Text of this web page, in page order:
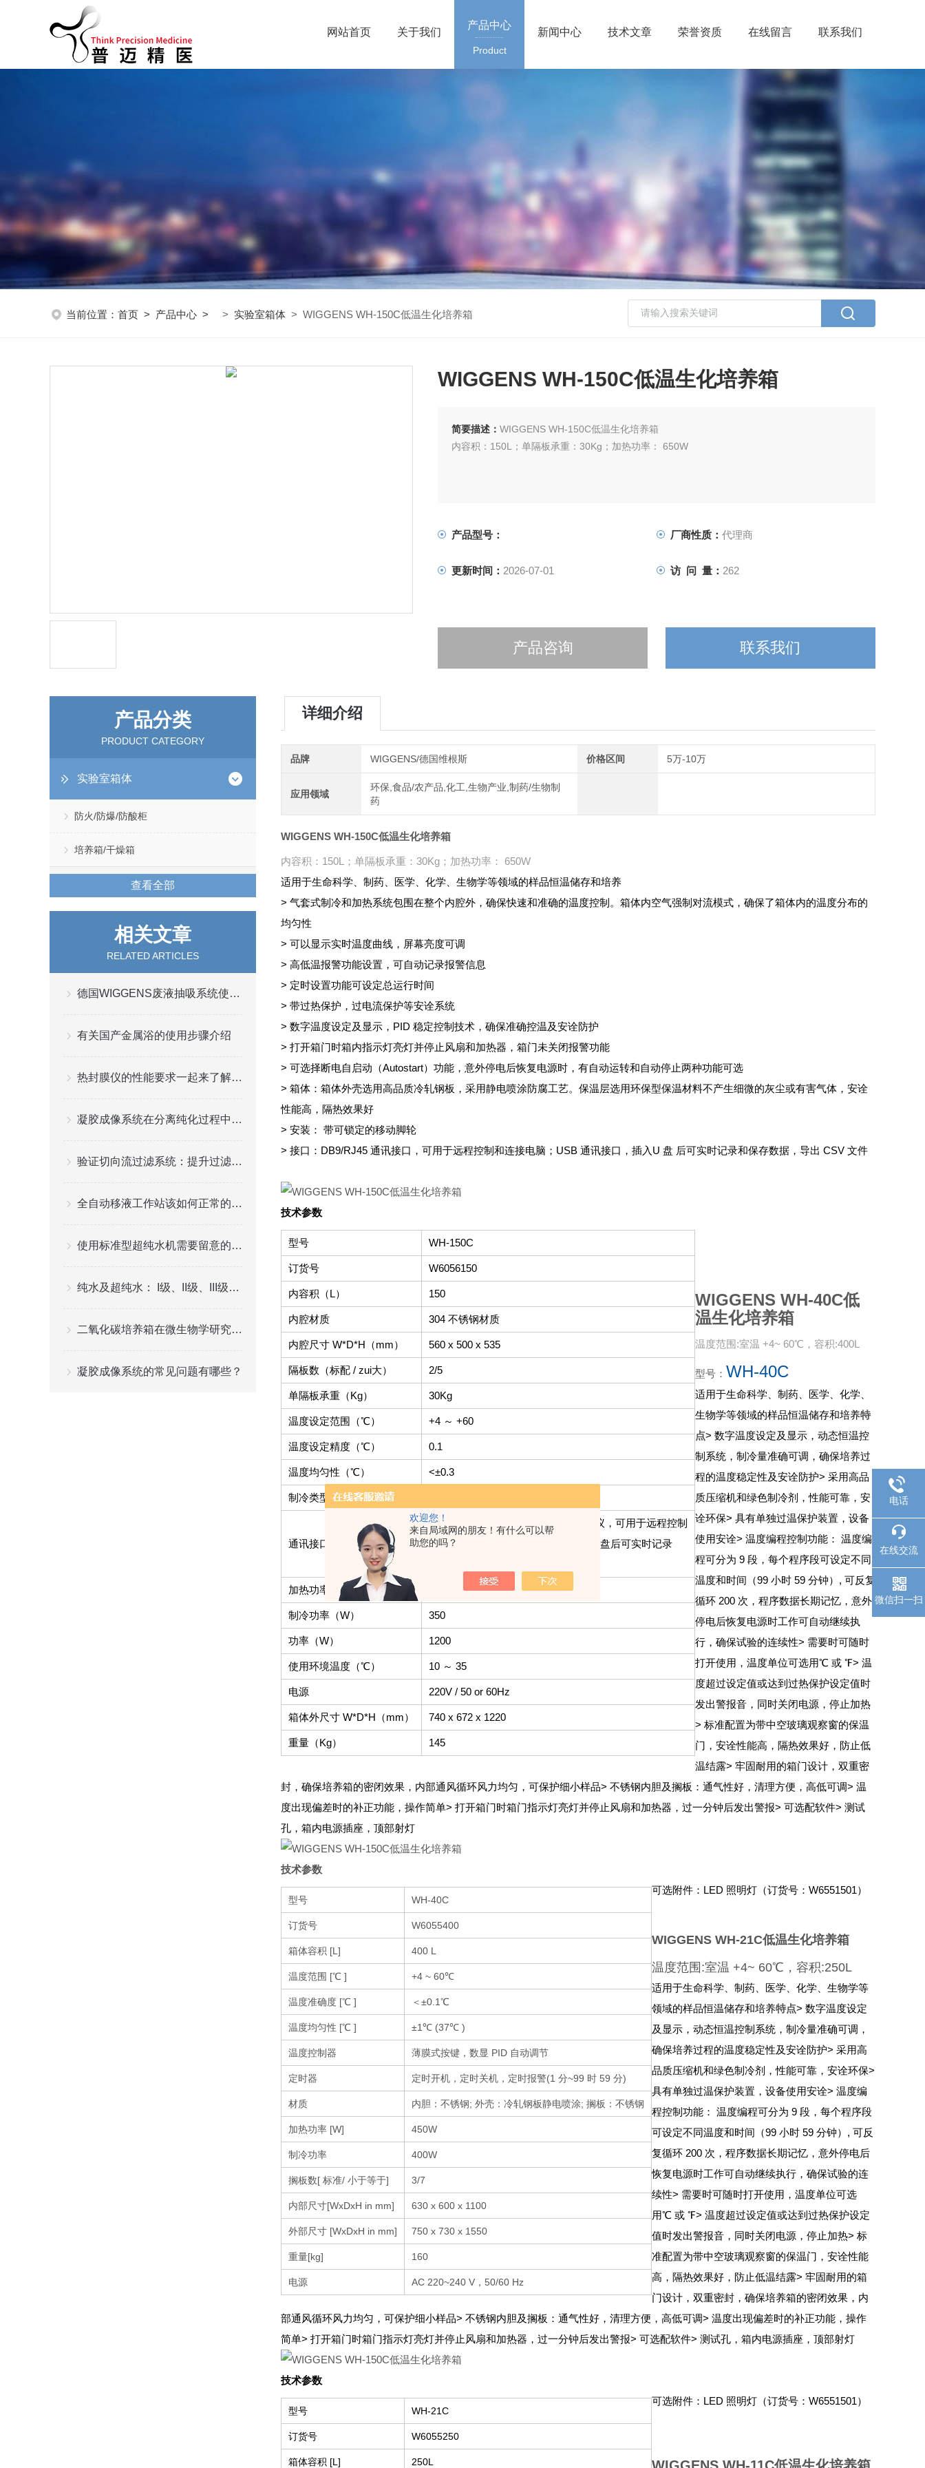
欢迎您！
来自局域网的朋友！有什么可以帮
助您的吗？
网站首页 关于我们
产品中心
Product
新闻中心 技术文章 荣誉资质 在线留言 联系我们
当前位置： 首页 > 产品中心 > > 实验室箱体 > WIGGENS WH-150C低温生化培养箱
WIGGENS WH-150C低温生化培养箱
简要描述： WIGGENS WH-150C低温生化培养箱
内容积：150L；单隔板承重：30Kg；加热功率： 650W
产品型号： 厂商性质： 代理商
更新时间： 2026-07-01 访 问 量： 262
产品咨询 联系我们
产品分类
PRODUCT CATEGORY
实验室箱体
防火/防爆/防酸柜
培养箱/干燥箱
查看全部
相关文章
RELATED ARTICLES
德国WIGGENS废液抽吸系统使用效果如何？
有关国产金属浴的使用步骤介绍
热封膜仪的性能要求一起来了解一下吧
凝胶成像系统在分离纯化过程中起到一个重要的角色
验证切向流过滤系统：提升过滤效率与稳定性
全自动移液工作站该如何正常的保养与维护？
使用标准型超纯水机需要留意的事项
纯水及超纯水： I级、II级、III级水的应用指南
二氧化碳培养箱在微生物学研究中的应用
凝胶成像系统的常见问题有哪些？
详细介绍
品牌 WIGGENS/德国维根斯 价格区间 5万-10万
应用领域
环保,食品/农产品,化工,生物产业,制药/生物制
药
WIGGENS WH-150C低温生化培养箱
内容积：150L；单隔板承重：30Kg；加热功率： 650W
适用于生命科学、制药、医学、化学、生物学等领域的样品恒温储存和培养
> 气套式制冷和加热系统包围在整个内腔外，确保快速和准确的温度控制。箱体内空气强制对流模式，确保了箱体内的温度分布的
均匀性
> 可以显示实时温度曲线，屏幕亮度可调
> 高低温报警功能设置，可自动记录报警信息
> 定时设置功能可设定总运行时间
> 带过热保护，过电流保护等安诠系统
> 数字温度设定及显示，PID 稳定控制技术，确保准确控温及安诠防护
> 打开箱门时箱内指示灯亮灯并停止风扇和加热器，箱门未关闭报警功能
> 可选择断电自启动（Autostart）功能，意外停电后恢复电源时，有自动运转和自动停止两种功能可选
> 箱体：箱体外壳选用高品质冷轧钢板，采用静电喷涂防腐工艺。保温层选用环保型保温材料不产生细微的灰尘或有害气体，安诠
性能高，隔热效果好
> 安装： 带可锁定的移动脚轮
> 接口：DB9/RJ45 通讯接口，可用于远程控制和连接电脑；USB 通讯接口，插入 U 盘 后可实时记录和保存数据，导出 CSV 文件
技术参数
型号 WH-150C
订货号 W6056150
内容积（L） 150
内腔材质 304 不锈钢材质
内腔尺寸 W*D*H（mm） 560 x 500 x 535
隔板数（标配 / zui大） 2/5
单隔板承重（Kg） 30Kg
温度设定范围（℃） +4 ～ +60
温度设定精度（℃） 0.1
温度均匀性（℃） <±0.3
制冷类型
通讯接口
DB9/RJ45 通讯接口，RS485 通讯协议，可用于远程控制
和连接电脑；USB 通讯接口，插入 U 盘后可实时记录
加热功率（W）
制冷功率（W） 350
功率（W） 1200
使用环境温度（℃） 10 ～ 35
电源 220V / 50 or 60Hz
箱体外尺寸 W*D*H（mm） 740 x 672 x 1220
重量（Kg） 145
WIGGENS WH-40C低
温生化培养箱
温度范围:室温 +4~ 60℃，容积:400L
型号： WH-40C
适用于生命科学、制药、医学、化学、
生物学等领域的样品恒温储存和培养特
点> 数字温度设定及显示，动态恒温控
制系统，制冷量准确可调，确保培养过
程的温度稳定性及安诠防护> 采用高品
质压缩机和绿色制冷剂，性能可靠，安
诠环保> 具有单独过温保护装置，设备
使用安诠> 温度编程控制功能： 温度编
程可分为 9 段，每个程序段可设定不同
温度和时间（99 小时 59 分钟）, 可反复
循环 200 次，程序数据长期记忆，意外
停电后恢复电源时工作可自动继续执
行，确保试验的连续性> 需要时可随时
打开使用，温度单位可选用℃ 或 ℉> 温
度超过设定值或达到过热保护设定值时
发出警报音，同时关闭电源，停止加热
> 标准配置为带中空玻璃观察窗的保温
门，安诠性能高，隔热效果好，防止低
温结露> 牢固耐用的箱门设计，双重密
封，确保培养箱的密闭效果，内部通风循环风力均匀，可保护细小样品> 不锈钢内胆及搁板：通气性好，清理方便，高低可调> 温
度出现偏差时的补正功能，操作简单> 打开箱门时箱门指示灯亮灯并停止风扇和加热器，过一分钟后发出警报> 可选配软件> 测试
孔，箱内电源插座，顶部射灯
技术参数
型号 WH-40C
订货号 W6055400
箱体容积 [L] 400 L
温度范围 [℃ ] +4 ~ 60℃
温度准确度 [℃ ] ＜±0.1℃
温度均匀性 [℃ ] ±1℃ (37℃ )
温度控制器 薄膜式按键，数显 PID 自动调节
定时器 定时开机，定时关机，定时报警(1 分~99 时 59 分)
材质 内胆：不锈钢; 外壳：冷轧钢板静电喷涂; 搁板：不锈钢
加热功率 [W] 450W
制冷功率 400W
搁板数[ 标准/ 小于等于] 3/7
内部尺寸[WxDxH in mm] 630 x 600 x 1100
外部尺寸 [WxDxH in mm] 750 x 730 x 1550
重量[kg] 160
电源 AC 220~240 V，50/60 Hz
可选附件：LED 照明灯（订货号：W6551501）
WIGGENS WH-21C低温生化培养箱
温度范围:室温 +4~ 60℃，容积:250L
适用于生命科学、制药、医学、化学、生物学等
领域的样品恒温储存和培养特点> 数字温度设定
及显示，动态恒温控制系统，制冷量准确可调，
确保培养过程的温度稳定性及安诠防护> 采用高
品质压缩机和绿色制冷剂，性能可靠，安诠环保>
具有单独过温保护装置，设备使用安诠> 温度编
程控制功能： 温度编程可分为 9 段，每个程序段
可设定不同温度和时间（99 小时 59 分钟）, 可反
复循环 200 次，程序数据长期记忆，意外停电后
恢复电源时工作可自动继续执行，确保试验的连
续性> 需要时可随时打开使用，温度单位可选
用℃ 或 ℉> 温度超过设定值或达到过热保护设定
值时发出警报音，同时关闭电源，停止加热> 标
准配置为带中空玻璃观察窗的保温门，安诠性能
高，隔热效果好，防止低温结露> 牢固耐用的箱
门设计，双重密封，确保培养箱的密闭效果，内
部通风循环风力均匀，可保护细小样品> 不锈钢内胆及搁板：通气性好，清理方便，高低可调> 温度出现偏差时的补正功能，操作
简单> 打开箱门时箱门指示灯亮灯并停止风扇和加热器，过一分钟后发出警报> 可选配软件> 测试孔，箱内电源插座，顶部射灯
技术参数
型号 WH-21C
订货号 W6055250
箱体容积 [L] 250L
可选附件：LED 照明灯（订货号：W6551501）
电话
在线交流
微信扫一扫